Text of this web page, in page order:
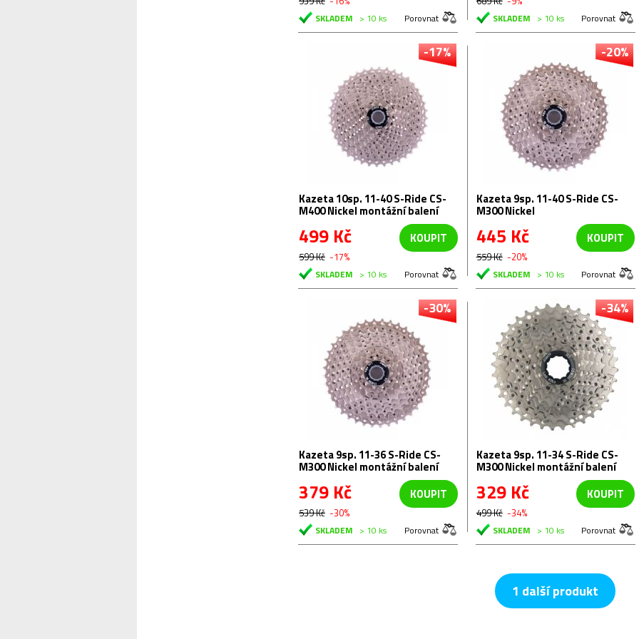
SKLADEM > 10 ks Porovnat SKLADEM > 10 ks Porovnat
-17%
Kazeta 10sp. 11-40 S-Ride CS-
M400 Nickel montážní balení
499 Kč
599 Kč -17%
KOUPIT
SKLADEM > 10 ks Porovnat
-20%
Kazeta 9sp. 11-40 S-Ride CS-
M300 Nickel
445 Kč
559 Kč -20%
KOUPIT
SKLADEM > 10 ks Porovnat
-30%
Kazeta 9sp. 11-36 S-Ride CS-
M300 Nickel montážní balení
379 Kč
539 Kč -30%
KOUPIT
SKLADEM > 10 ks Porovnat
-34%
Kazeta 9sp. 11-34 S-Ride CS-
M300 Nickel montážní balení
329 Kč
499 Kč -34%
KOUPIT
SKLADEM > 10 ks Porovnat
1 další produkt